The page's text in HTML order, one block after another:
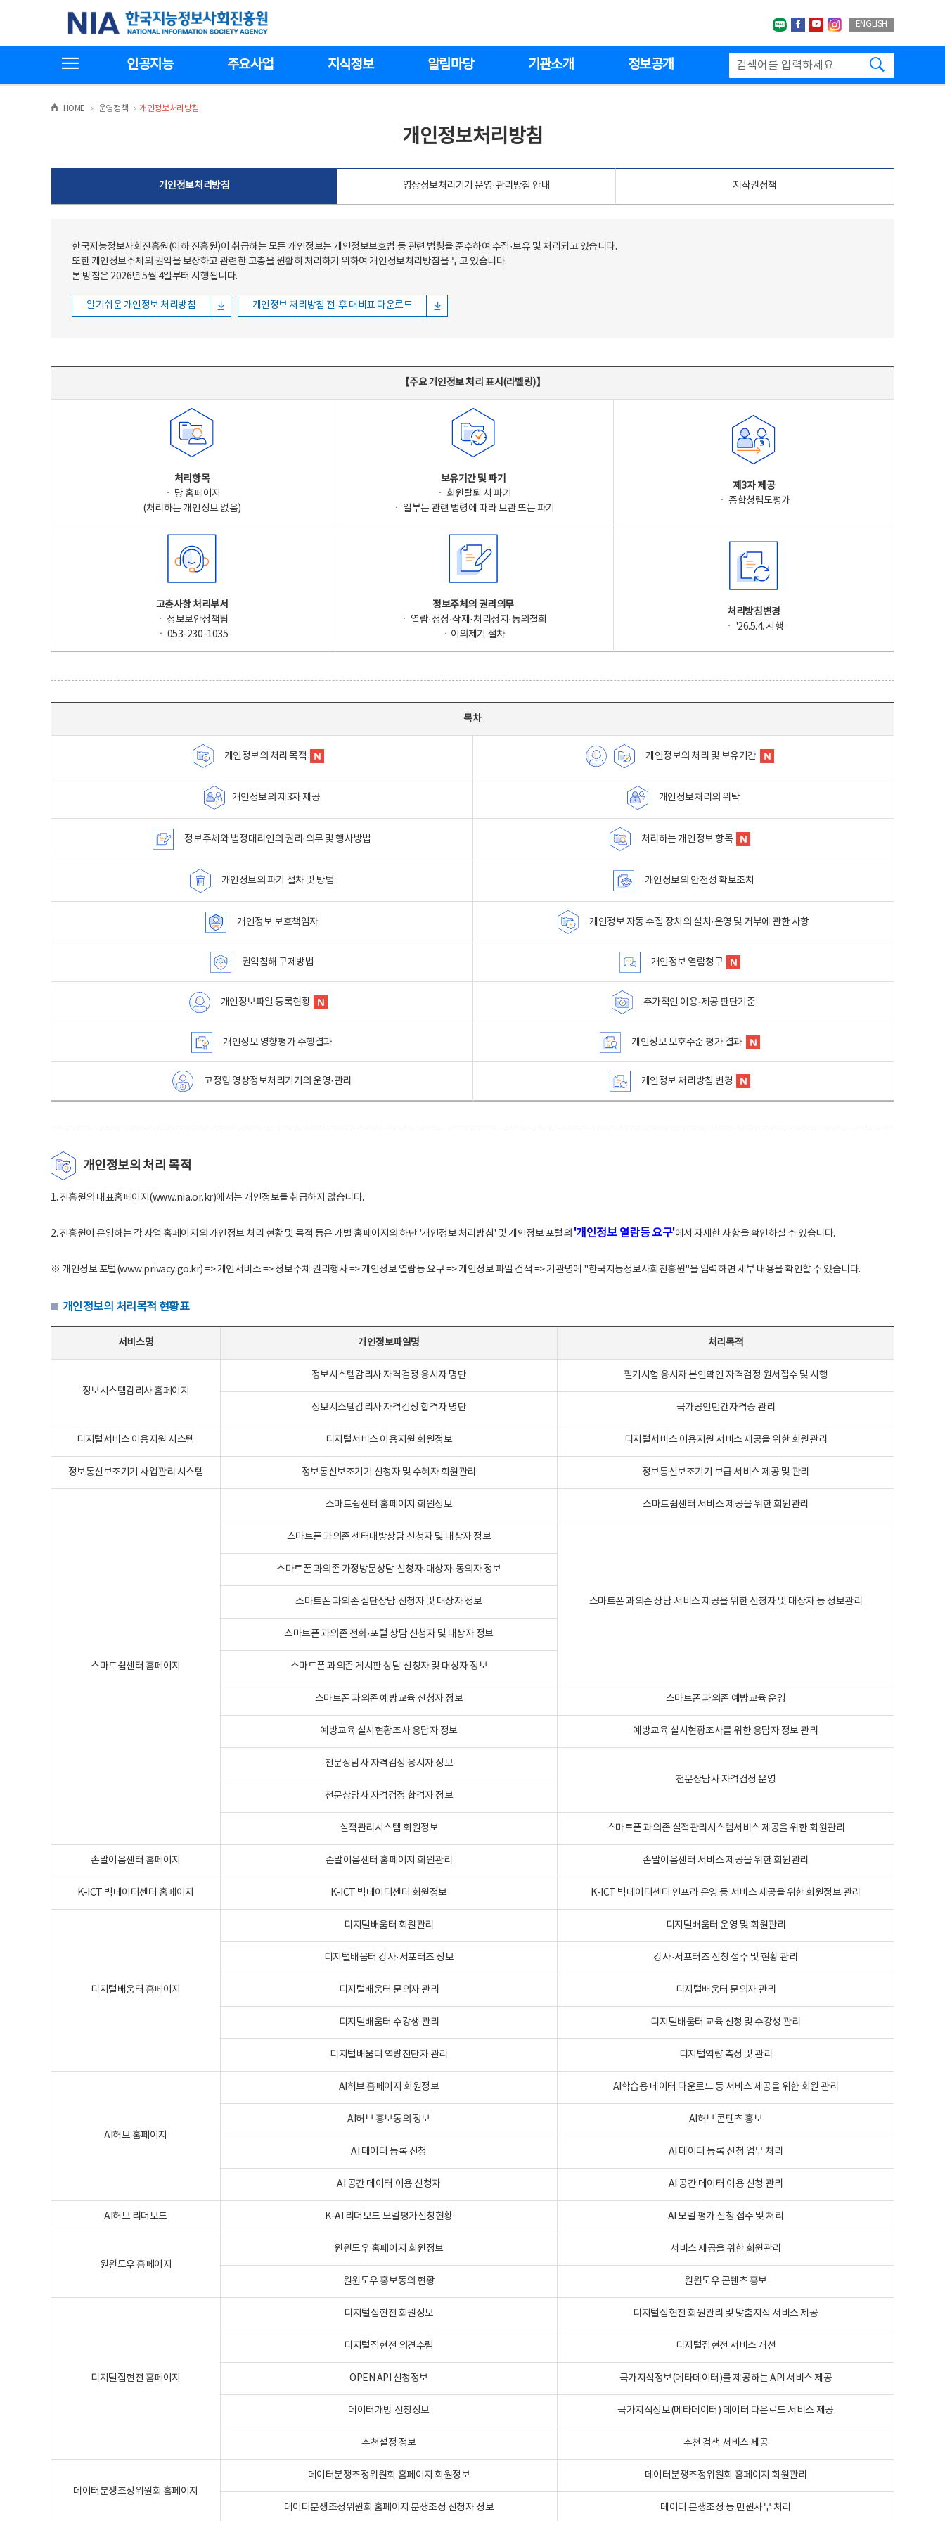
한국지능정보사회진흥원
네이버블로그
페이스북
유투브인스타그랩
ENGLISH
인공지능 주요사업 지식정보 알림마당 기관소개 정보공개
HOME >운영정책 >
개인정보처리방침
개인정보처리방침
개인정보처리방침 영상정보처리기기 운영·관리방침 안내 저작권정책
한국지능정보사회진흥원(이하 진흥원)이 취급하는 모든 개인정보는 개인정보보호법 등 관련 법령을 준수하여 수집·보유 및 처리되고 있습니다.
또한 개인정보주체의 권익을 보장하고 관련한 고충을 원활히 처리하기 위하여 개인정보처리방침을 두고 있습니다.
본 방침은 2026년 5월 4일부터 시행됩니다.
알기쉬운 개인정보 처리방침 개인정보 처리방침 전·후 대비표 다운로드
【주요 개인정보 처리 표시(라벨링)】
처리항목
ㆍ 당 홈페이지
(처리하는 개인정보 없음)
보유기간 및 파기
ㆍ 회원탈퇴 시 파기
ㆍ 일부는 관련 법령에 따라 보관 또는 파기
제3자 제공
ㆍ 종합청렴도평가
고충사항 처리부서
ㆍ 정보보안정책팀
ㆍ 053-230-1035
정보주체의 권리의무
ㆍ 열람·정정·삭제·처리정지·동의철회
ㆍ이의제기 절차
처리방침변경
ㆍ '26.5.4. 시행
목차
개인정보의 처리 목적 개인정보의 처리 및 보유기간
개인정보의 제3자 제공 개인정보처리의 위탁
정보주체와 법정대리인의 권리·의무 및 행사방법 처리하는 개인정보 항목
개인정보의 파기 절차 및 방법 개인정보의 안전성 확보조치
개인정보 보호책임자 개인정보 자동 수집 장치의 설치·운영 및 거부에 관한 사항
권익침해 구제방법 개인정보 열람청구
개인정보파일 등록현황 추가적인 이용·제공 판단기준
개인정보 영향평가 수행결과 개인정보 보호수준 평가 결과
고정형 영상정보처리기기의 운영·관리 개인정보 처리방침 변경
개인정보의 처리 목적
1. 진흥원의 대표홈페이지(www.nia.or.kr)에서는 개인정보를 취급하지 않습니다.
2. 진흥원이 운영하는 각 사업 홈페이지의 개인정보 처리 현황 및 목적 등은 개별 홈페이지의 하단 '개인정보 처리방침' 및 개인정보 포털의 '개인정보 열람등 요구'에서 자세한 사항을 확인하실 수 있습니다.
※ 개인정보 포털(www.privacy.go.kr) => 개인서비스 => 정보주체 권리행사 => 개인정보 열람등 요구 => 개인정보 파일 검색 => 기관명에 "한국지능정보사회진흥원"을 입력하면 세부 내용을 확인할 수 있습니다.
개인정보의 처리목적 현황표
서비스명 개인정보파일명 처리목적
정보시스템감리사 홈페이지
정보시스템감리사 자격검정 응시자 명단 필기시험 응시자 본인확인 자격검정 원서접수 및 시행
정보시스템감리사 자격검정 합격자 명단 국가공인민간자격증 관리
디지털서비스 이용지원 시스템 디지털서비스 이용지원 회원정보 디지털서비스 이용지원 서비스 제공을 위한 회원관리
정보통신보조기기 사업관리 시스템 정보통신보조기기 신청자 및 수혜자 회원관리 정보통신보조기기 보급 서비스 제공 및 관리
스마트쉼센터 홈페이지
스마트쉼센터 홈페이지 회원정보 스마트쉼센터 서비스 제공을 위한 회원관리
스마트폰 과의존 센터내방상담 신청자 및 대상자 정보
스마트폰 과의존 상담 서비스 제공을 위한 신청자 및 대상자 등 정보관리
스마트폰 과의존 가정방문상담 신청자·대상자·동의자 정보
스마트폰 과의존 집단상담 신청자 및 대상자 정보
스마트폰 과의존 전화·포털 상담 신청자 및 대상자 정보
스마트폰 과의존 게시판 상담 신청자 및 대상자 정보
스마트폰 과의존 예방교육 신청자 정보 스마트폰 과의존 예방교육 운영
예방교육 실시현황조사 응답자 정보 예방교육 실시현황조사를 위한 응답자 정보 관리
전문상담사 자격검정 응시자 정보
전문상담사 자격검정 운영
전문상담사 자격검정 합격자 정보
실적관리시스템 회원정보 스마트폰 과의존 실적관리시스템서비스 제공을 위한 회원관리
손말이음센터 홈페이지 손말이음센터 홈페이지 회원관리 손말이음센터 서비스 제공을 위한 회원관리
K-ICT 빅데이터센터 홈페이지 K-ICT 빅데이터센터 회원정보 K-ICT 빅데이터센터 인프라 운영 등 서비스 제공을 위한 회원정보 관리
디지털배움터 홈페이지
디지털배움터 회원관리 디지털배움터 운영 및 회원관리
디지털배움터 강사·서포터즈 정보 강사·서포터즈 신청 접수 및 현황 관리
디지털배움터 문의자 관리 디지털배움터 문의자 관리
디지털배움터 수강생 관리 디지털배움터 교육 신청 및 수강생 관리
디지털배움터 역량진단자 관리 디지털역량 측정 및 관리
AI허브 홈페이지
AI허브 홈페이지 회원정보 AI학습용 데이터 다운로드 등 서비스 제공을 위한 회원 관리
AI허브 홍보동의 정보 AI허브 콘텐츠 홍보
AI 데이터 등록 신청 AI 데이터 등록 신청 업무 처리
AI 공간 데이터 이용 신청자 AI 공간 데이터 이용 신청 관리
AI허브 리더보드 K-AI 리더보드 모델평가신청현황 AI 모델 평가 신청 접수 및 처리
원윈도우 홈페이지
원윈도우 홈페이지 회원정보 서비스 제공을 위한 회원관리
원윈도우 홍보동의 현황 원윈도우 콘텐츠 홍보
디지털집현전 홈페이지
디지털집현전 회원정보 디지털집현전 회원관리 및 맞춤지식 서비스 제공
디지털집현전 의견수렴 디지털집현전 서비스 개선
OPEN API 신청정보 국가지식정보(메타데이터)를 제공하는 API 서비스 제공
데이터개방 신청정보 국가지식정보(메타데이터) 데이터 다운로드 서비스 제공
추천설정 정보 추천 검색 서비스 제공
데이터분쟁조정위원회 홈페이지
데이터분쟁조정위원회 홈페이지 회원정보 데이터분쟁조정위원회 홈페이지 회원관리
데이터분쟁조정위원회 홈페이지 분쟁조정 신청자 정보 데이터 분쟁조정 등 민원사무 처리